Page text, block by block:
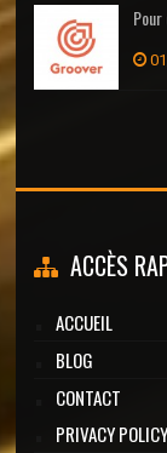
ACCÈS
ACCUEIL
BLOG
CONTACT
PRIVACY POLICY